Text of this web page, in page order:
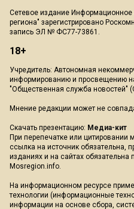
Сетевое издание Информационное
региона" зарегистрировано
запись ЭЛ № ФС77-73861.
18+
Учредитель: Автономная
информированию и просвещению
"Общественная служба новостей"
Мнение редакции может не
Скачать презентацию: Медиа-кит
При перепечатке или цитировании
ссылка на источник обязательна,
изданиях и на сайтах обязательна
Mosregion.info.
На информационном ресурсе
технологии (информационные
информации на основе сбора,